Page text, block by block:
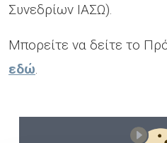
Συνεδρίων ΙΑΣΩ).
Μπορείτε να δείτε το
εδώ.